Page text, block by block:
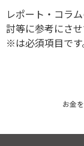
レポート・コラ
討等に参考にさせ
※は必須項目です
お金